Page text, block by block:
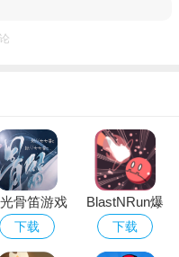
管理，安全可靠
骨笛游戏
官方最新版
下载
BlastNRun爆
破赛跑游戏中
文版
下载